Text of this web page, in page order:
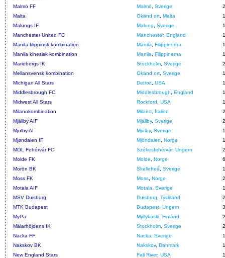
Malmö FF
Malmö Sverige
Malta
Okänd ort Malta
1
Malungs IF
Malung Sverige
1
Manchester United FC
Manchester, England
1
Manila filippinsk kombination
Manila Filippinerna
1
Manila kinesisk kombination
Manila Filippinerna
1
Mariebergs IK
Stockholm Sverige
Mellansvensk kombination
Okänd ort Sverige
1
Michigan All Stars
Detroit USA
1
Middlesbrough FC
Middlesbrough England
1
Midwest All Stars
Rockford USA
1
Milanokombination
Milano Italien
2
Mjällby AIF
Mjällby, Sverige
Mjölby AI
Mjölby, Sverige
1
Mjøndalen IF
Mjöndalen Norge
1
MOL Fehérvár FC
Székesfehérvár, Ungern
2
Molde FK
Molde Norge
6
Morön BK
Skellefteå Sverige
1
Moss FK
Moss Norge
2
Motala AIF
Motala Sverige
MSV Duisburg
Duisburg Tyskland
2
MTK Budapest
Budapest Ungern
3
MyPa
Myllykoski Finland
2
Mälarhöjdens IK
Stockholm Sverige
2
Nacka FF
Nacka Sverige
1
Nakskov BK
Nakskov, Danmark
1
New England Stars
Fall River, USA
1